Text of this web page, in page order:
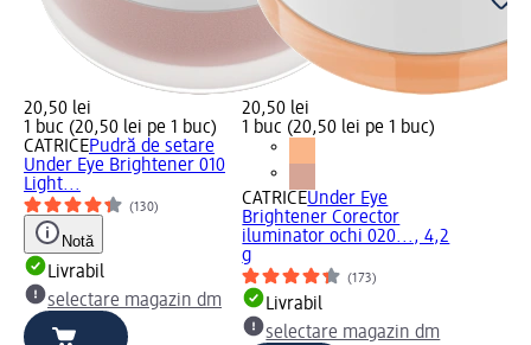
20,50 lei
1 buc (20,50 lei pe 1 buc)
CATRICEPudră de setare
Under Eye Brightener 010
Light...
(130)
Notă
Livrabil
selectare magazin dm
20,50 lei
1 buc (20,50 lei pe 1 buc)
CATRICEUnder Eye
Brightener Corector
iluminator ochi 020..., 4,2
g
(173)
Livrabil
selectare magazin dm